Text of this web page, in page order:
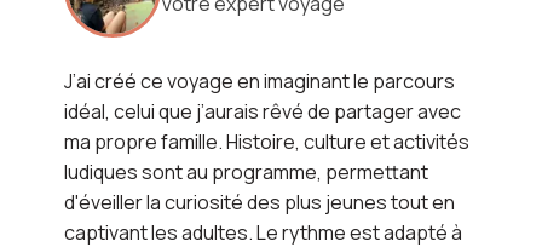
Voir l'itinéraire
J’ai créé ce voyage en imaginant le parcours
idéal, celui que j’aurais rêvé de partager avec
ma propre famille. Histoire, culture et activités
ludiques sont au programme, permettant
d'éveiller la curiosité des plus jeunes tout en
captivant les adultes. Le rythme est adapté à